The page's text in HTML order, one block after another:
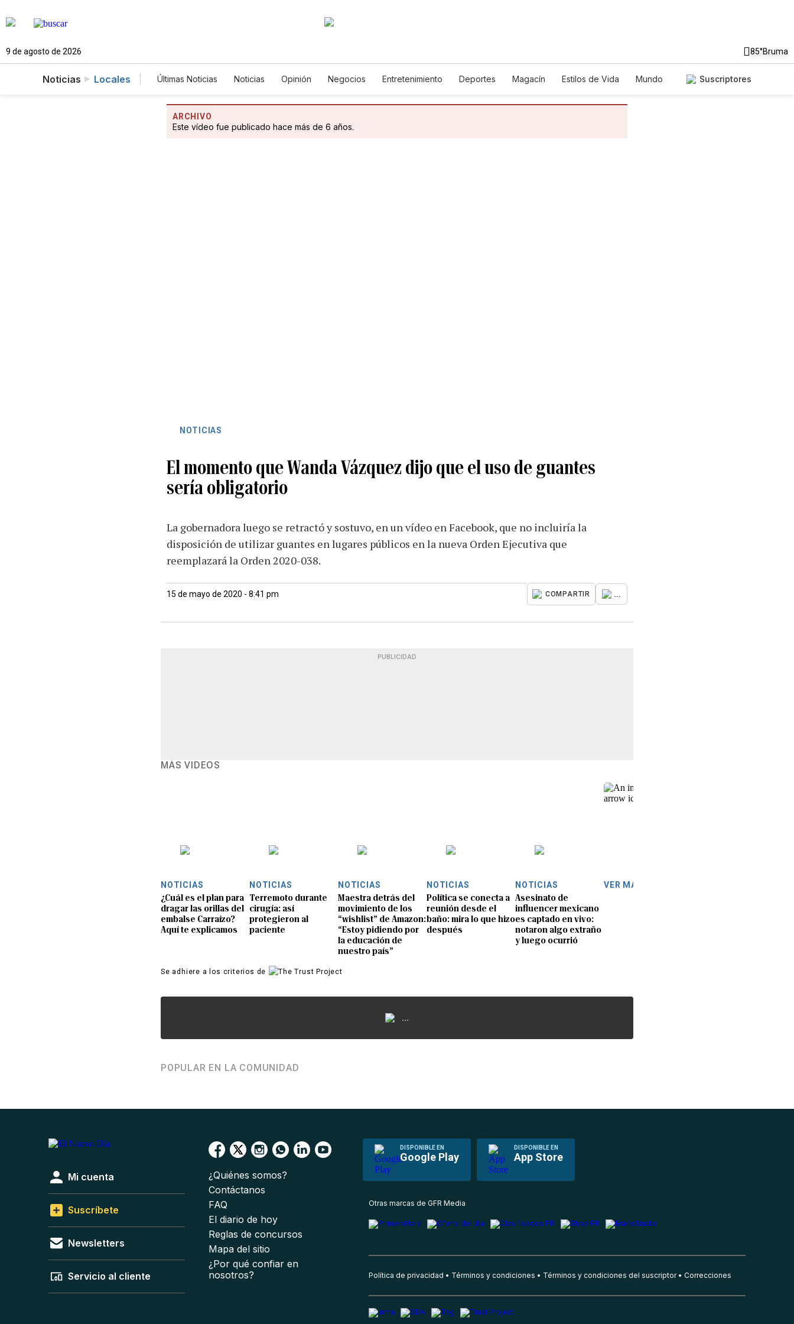
9 de agosto de 2026 85°Bruma
Noticias Locales Últimas Noticias Noticias Opinión Negocios Entretenimiento Deportes Magacín Estilos de Vida
Mundo
Suscriptores
ARCHIVO
Este vídeo fue publicado hace más de 6 años.
NOTICIAS
El momento que Wanda Vázquez dijo que el uso de guantes
sería obligatorio
La gobernadora luego se retractó y sostuvo, en un vídeo en Facebook, que no incluiría la
disposición de utilizar guantes en lugares públicos en la nueva Orden Ejecutiva que
reemplazará la Orden 2020-038.
15 de mayo de 2020 - 8:41 pm COMPARTIR ...
PUBLICIDAD
MÁS VIDEOS
NOTICIAS
¿Cuál es el plan para
dragar las orillas del
embalse Carraízo?
Aquí te explicamos
NOTICIAS
Terremoto durante
cirugía: así
protegieron al
paciente
NOTICIAS
Maestra detrás del
movimiento de los
“wishlist” de Amazon:
“Estoy pidiendo por
la educación de
nuestro país”
NOTICIAS
Política se conecta a
reunión desde el
baño: mira lo que hizo
después
NOTICIAS
Asesinato de
influencer mexicano
es captado en vivo:
notaron algo extraño
y luego ocurrió
VER MÁS
Se adhiere a los criterios de
...
POPULAR EN LA COMUNIDAD
DISPONIBLE EN
Google Play
DISPONIBLE EN
App Store
Mi cuenta
Suscríbete
Newsletters
Servicio al cliente
¿Quiénes somos?
Contáctanos
FAQ
El diario de hoy
Reglas de concursos
Mapa del sitio
¿Por qué confiar en
nosotros?
Otras marcas de GFR Media
Política de privacidad Términos y condiciones Términos y condiciones del suscriptor Correcciones